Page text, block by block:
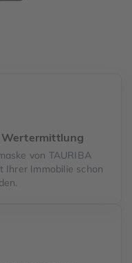
Wertermittlung
von TAURIBA
Ihrer Immobilie schon